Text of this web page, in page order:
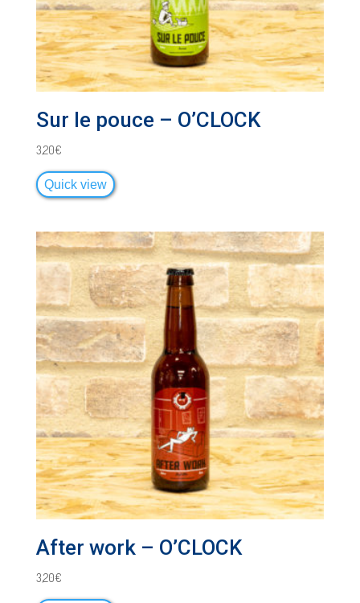
Sur le pouce – O’CLOCK
3,20€
Quick view
After work – O’CLOCK
3,20€